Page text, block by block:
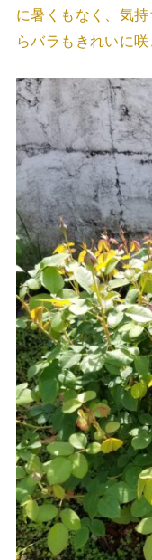
に暑くもなく、気
らバラもきれいに